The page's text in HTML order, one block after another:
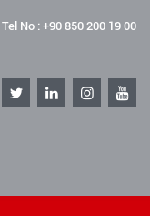
Tel No : +90 850 200 19 00